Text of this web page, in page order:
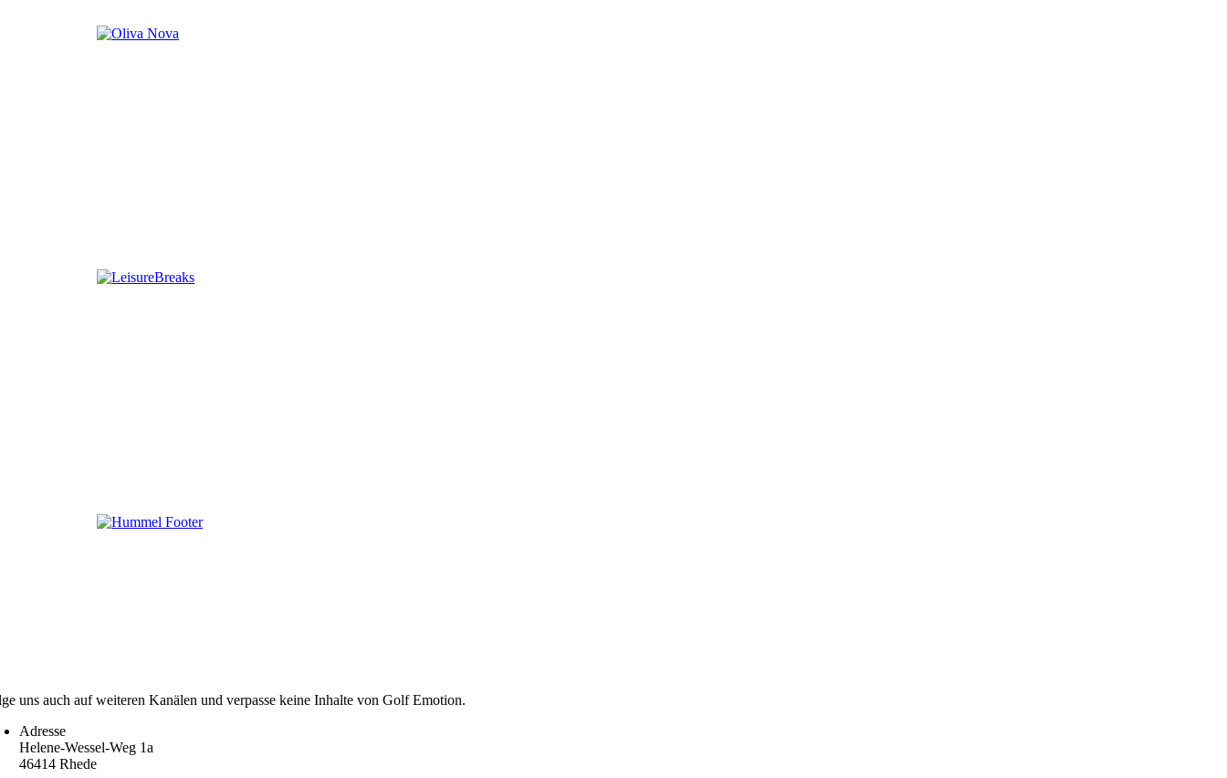
uns auch auf weiteren Kanälen und verpasse keine Inhalte von Golf Emotion.
Adresse
Helene-Wessel-Weg 1a
46414 Rhede